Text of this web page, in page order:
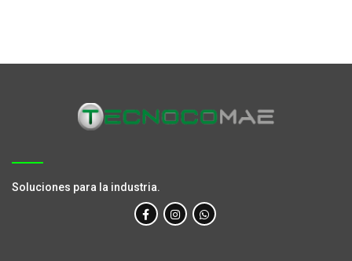
Soluciones para la industria.